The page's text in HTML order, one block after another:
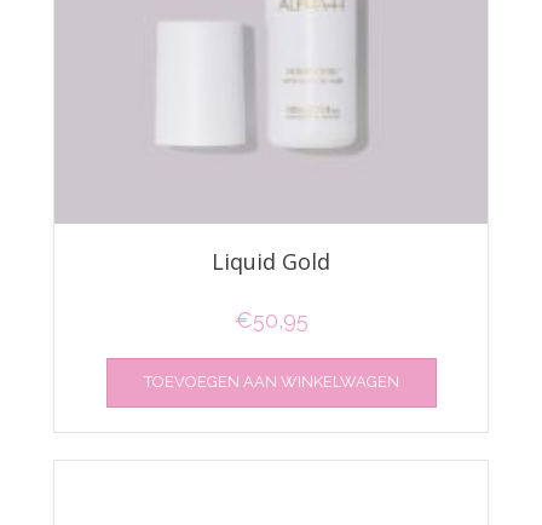
Liquid Gold
€50,95
TOEVOEGEN AAN WINKELWAGEN